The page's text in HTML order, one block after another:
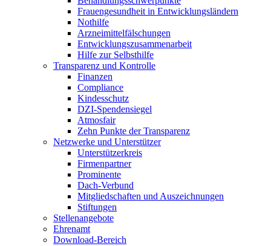
Frauengesundheit in Entwicklungsländern
Nothilfe
Arzneimittel­fälschungen
Entwicklungs­zusammenarbeit
Hilfe zur Selbsthilfe
Transparenz und Kontrolle
Finanzen
Compliance
Kindesschutz
DZI-Spendensiegel
Atmosfair
Zehn Punkte der Transparenz
Netzwerke und Unterstützer
Unterstützerkreis
Firmenpartner
Prominente
Dach-Verbund
Mitgliedschaften und Auszeichnungen
Stiftungen
Stellenangebote
Ehrenamt
Download-Bereich